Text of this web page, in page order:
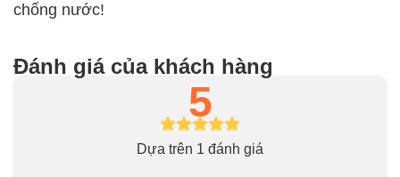
chống nước!
Đánh giá của khách hàng
5
Dựa trên 1 đánh giá